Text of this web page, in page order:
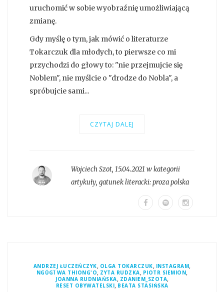
uruchomić w sobie wyobraźnię umożliwiającą
zmianę.
Gdy myślę o tym, jak mówić o literaturze
Tokarczuk dla młodych, to pierwsze co mi
przychodzi do głowy to: "nie przejmujcie się
Noblem", nie myślcie o "drodze do Nobla", a
spróbujcie sami...
CZYTAJ DALEJ
Wojciech Szot, 15.04.2021 w kategorii
artykuły, gatunek literacki:proza polska
ANDRZEJ ŁUCZEŃCZYK, OLGA TOKARCZUK, INSTAGRAM,
NGŨGĨ WA THIONG'O, ZYTA RUDZKA, PIOTR SIEMION,
JOANNA RUDNIAŃSKA, ZDANIEM_SZOTA,
RESET OBYWATELSKI, BEATA STASIŃSKA